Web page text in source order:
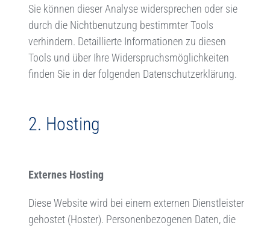
Sie können dieser Analyse widersprechen oder sie
durch die Nichtbenutzung bestimmter Tools
verhindern. Detaillierte Informationen zu diesen
Tools und über Ihre Widerspruchsmöglichkeiten
finden Sie in der folgenden Datenschutzerklärung.
2. Hosting
Externes Hosting
Diese Website wird bei einem externen Dienstleister
gehostet (Hoster). Personenbezogenen Daten, die